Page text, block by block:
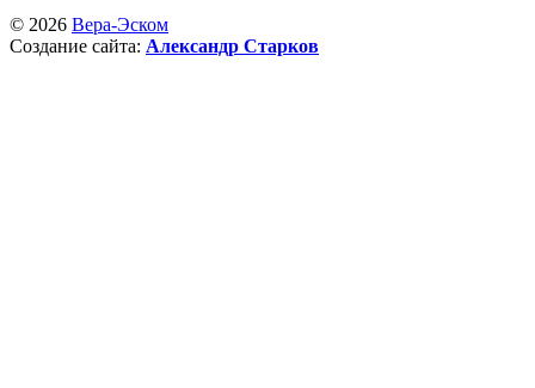
© 2026 Вера-Эском
Создание сайта: Александр Старков